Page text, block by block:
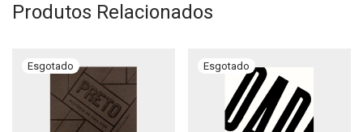
Produtos Relacionados